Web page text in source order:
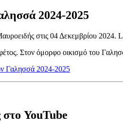
2024-2025
στις 04 Δεκεμβρίου 2024.
Στον όμορφο οικισμό του
Γαλησσά 2024-2025
YouTube